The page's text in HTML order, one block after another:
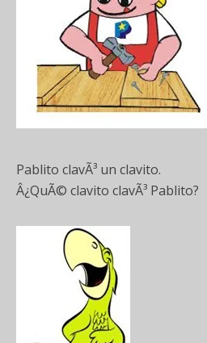
Pablito clavÃ³ un clavito.
Â¿QuÃ© clavito clavÃ³ Pablito?